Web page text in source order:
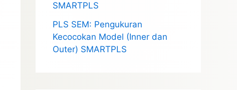
SMARTPLS
PLS SEM: Pengukuran
Kecocokan Model (Inner dan
Outer) SMARTPLS